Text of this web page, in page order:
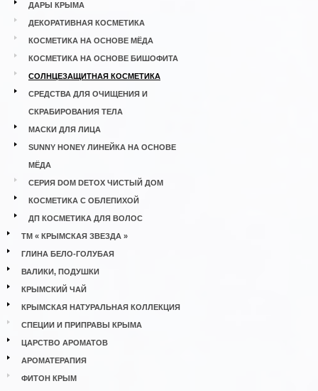
ДАРЫ КРЫМА
ДЕКОРАТИВНАЯ КОСМЕТИКА
КОСМЕТИКА НА ОСНОВЕ МЁДА
КОСМЕТИКА НА ОСНОВЕ БИШОФИТА
СОЛНЦЕЗАЩИТНАЯ КОСМЕТИКА
СРЕДСТВА ДЛЯ ОЧИЩЕНИЯ И
СКРАБИРОВАНИЯ ТЕЛА
МАСКИ ДЛЯ ЛИЦА
SUNNY HONEY ЛИНЕЙКА НА ОСНОВЕ
МЁДА
СЕРИЯ DOM DETOX ЧИСТЫЙ ДОМ
КОСМЕТИКА С ОБЛЕПИХОЙ
ДП КОСМЕТИКА ДЛЯ ВОЛОС
ТМ « КРЫМСКАЯ ЗВЕЗДА »
ГЛИНА БЕЛО-ГОЛУБАЯ
ВАЛИКИ, ПОДУШКИ
КРЫМСКИЙ ЧАЙ
КРЫМСКАЯ НАТУРАЛЬНАЯ КОЛЛЕКЦИЯ
СПЕЦИИ И ПРИПРАВЫ КРЫМА
ЦАРСТВО АРОМАТОВ
АРОМАТЕРАПИЯ
ФИТОН КРЫМ